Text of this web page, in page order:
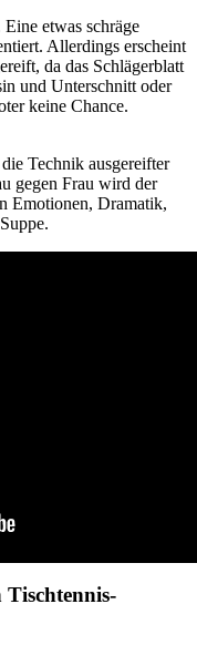
etwas schräge
Allerdings erscheint
da das Schlägerblatt
und Unterschnitt oder
keine Chance.
Technik ausgereifter
gegen Frau wird der
Emotionen, Dramatik,
Tischtennis-